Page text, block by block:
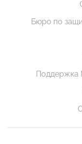
Бюро по
Поддержка